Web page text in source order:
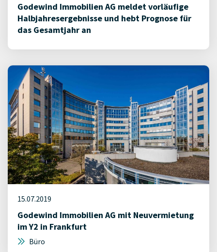
Godewind Immobilien AG meldet vorläufige
Halbjahresergebnisse und hebt Prognose für
das Gesamtjahr an
15.07.2019
Godewind Immobilien AG mit Neuvermietung
im Y2 in Frankfurt
Büro